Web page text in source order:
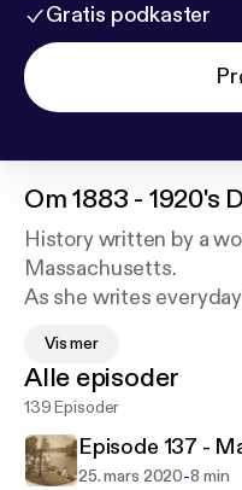
Gratis podkaster
Om1883 - 1920's
History written by a
Massachusetts.
As she writes
Stow during the turn
mentions things from
shot, to WWI, Fort
Pulls, Baseball, & Tom
mentioned are the
Vis mer
Alle episoder
139 Episoder
Episode 137 -
25. mars 2020-8 min